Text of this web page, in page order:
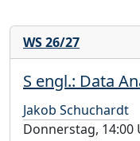
WS 26/27
S engl.: Data
Jakob Schuchardt
Donnerstag, 14:00